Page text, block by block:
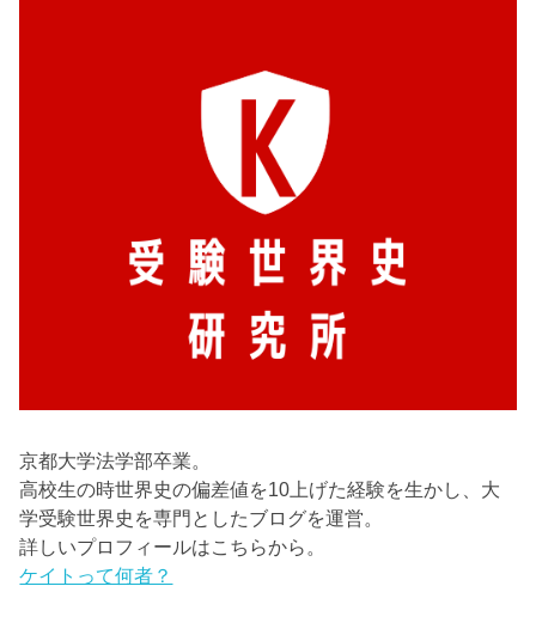
京都大学法学部卒業。
高校生の時世界史の偏差値を10上げた経験を生かし、大
学受験世界史を専門としたブログを運営。
詳しいプロフィールはこちらから。
ケイトって何者？